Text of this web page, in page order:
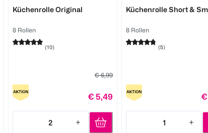
Küchenrolle Original
8 Rollen
(10)
€ 6,99
€ 5,49
2
Quantity: 2
Küchenrolle Short &
8 Rollen
(5)
€
1
Quantity: 1